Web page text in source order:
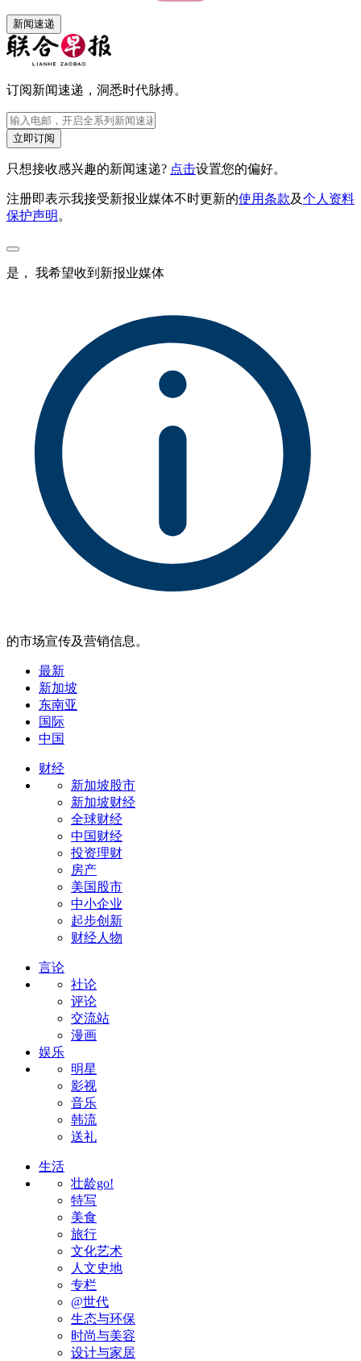
新闻速递
订阅新闻速递，洞悉时代脉搏。
立即订阅
只想接收感兴趣的新闻速递? 点击设置您的偏好。
注册即表示我接受新报业媒体不时更新的使用条款及个人资料
保护声明。
是， 我希望收到新报业媒体
的市场宣传及营销信息。
最新
新加坡
东南亚
国际
中国
财经
新加坡股市
新加坡财经
全球财经
中国财经
投资理财
房产
美国股市
中小企业
起步创新
财经人物
言论
社论
评论
交流站
漫画
娱乐
明星
影视
音乐
韩流
送礼
生活
壮龄go!
特写
美食
旅行
文化艺术
人文史地
专栏
@世代
生态与环保
时尚与美容
设计与家居